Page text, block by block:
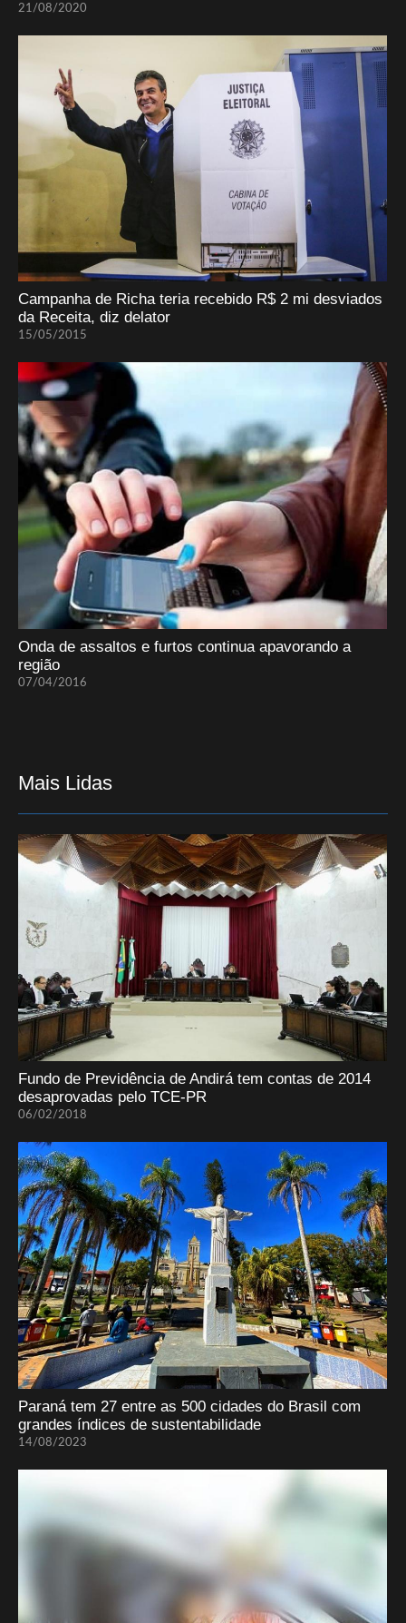
21/08/2020
Campanha de Richa teria recebido R$ 2 mi desviados
da Receita, diz delator
15/05/2015
Onda de assaltos e furtos continua apavorando a
região
07/04/2016
Mais Lidas
Fundo de Previdência de Andirá tem contas de 2014
desaprovadas pelo TCE-PR
06/02/2018
Paraná tem 27 entre as 500 cidades do Brasil com
grandes índices de sustentabilidade
14/08/2023